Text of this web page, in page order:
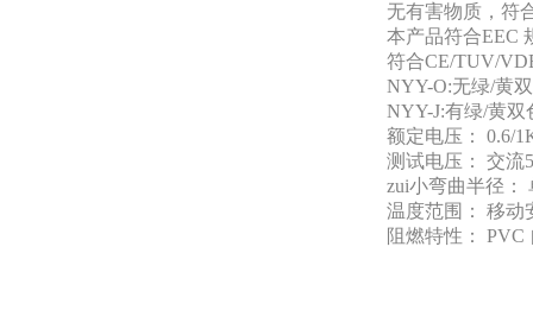
无有害物质，符
本产品符合EEC
符合CE/TUV/
NYY-O:无绿/黄
NYY-J:有绿/黄
额定电压： 0.6/
测试电压： 交流
zui小弯曲半径：
温度范围： 移
阻燃特性： PVC